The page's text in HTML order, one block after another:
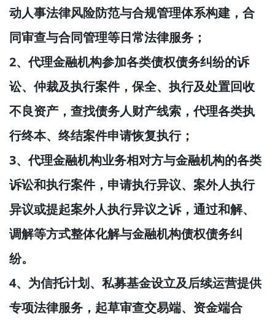
动人事法律风险防范与合规管理体系构建，合
同审查与合同管理等日常法律服务；
2、代理金融机构参加各类债权债务纠纷的诉
讼、仲裁及执行案件，保全、执行及处置回收
不良资产，查找债务人财产线索，代理各类执
行终本、终结案件申请恢复执行；
3、代理金融机构业务相对方与金融机构的各类
诉讼和执行案件，申请执行异议、案外人执行
异议或提起案外人执行异议之诉，通过和解、
调解等方式整体化解与金融机构债权债务纠
纷。
4、
为信托计划、私募基金设立及后续运营提供
专项法律服务，起草审查交易端、资金端合